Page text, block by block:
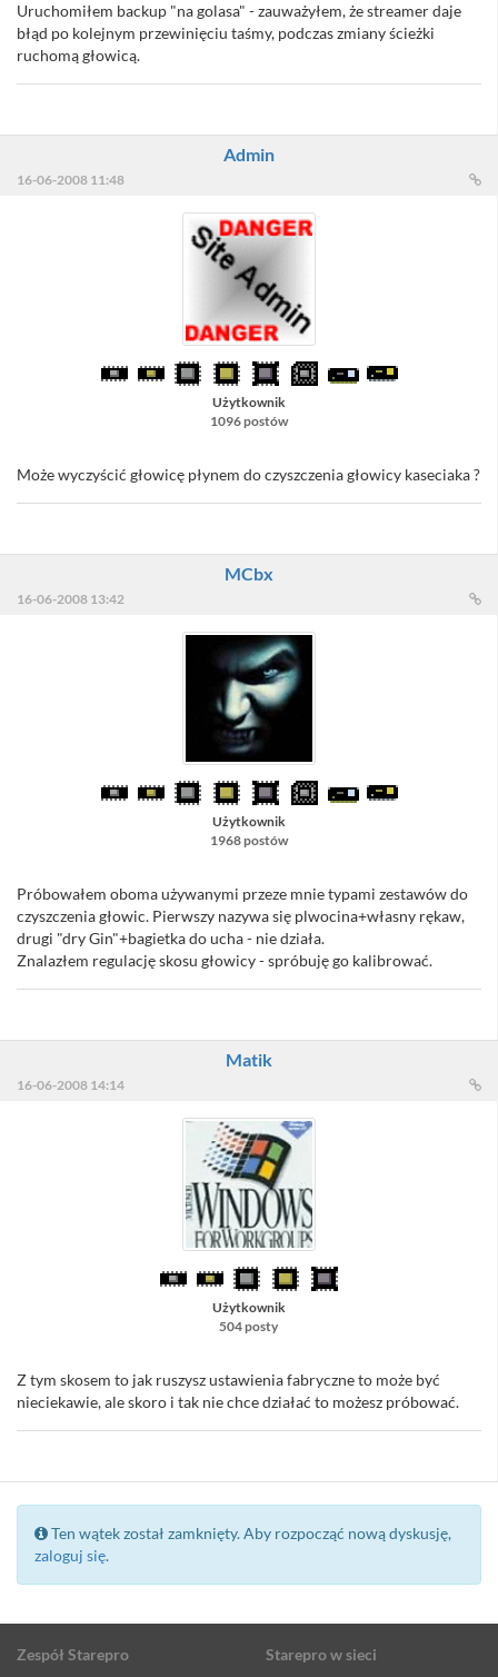
Uruchomiłem backup "na golasa" - zauważyłem, że streamer daje
błąd po kolejnym przewinięciu taśmy, podczas zmiany ścieżki
ruchomą głowicą.
Admin
16-06-2008 11:48
Użytkownik
1096 postów
Może wyczyścić głowicę płynem do czyszczenia głowicy kaseciaka ?
MCbx
16-06-2008 13:42
Użytkownik
1968 postów
Próbowałem oboma używanymi przeze mnie typami zestawów do
czyszczenia głowic. Pierwszy nazywa się plwocina+własny rękaw,
drugi "dry Gin"+bagietka do ucha - nie działa.
Znalazłem regulację skosu głowicy - spróbuję go kalibrować.
Matik
16-06-2008 14:14
Użytkownik
504 posty
Z tym skosem to jak ruszysz ustawienia fabryczne to może być
nieciekawie, ale skoro i tak nie chce działać to możesz próbować.
Ten wątek został zamknięty. Aby rozpocząć nową dyskusję,
zaloguj się.
Zespół Starepro Starepro w sieci